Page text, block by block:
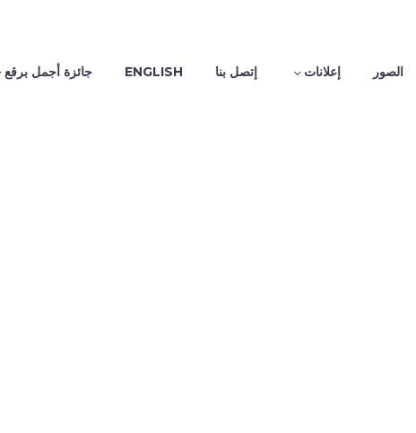
الصور إعلانات إتصل بنا ENGLISH جائزة أجمل برقع